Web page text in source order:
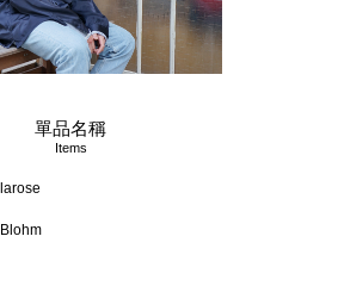
單品名稱
Items
larose
Blohm